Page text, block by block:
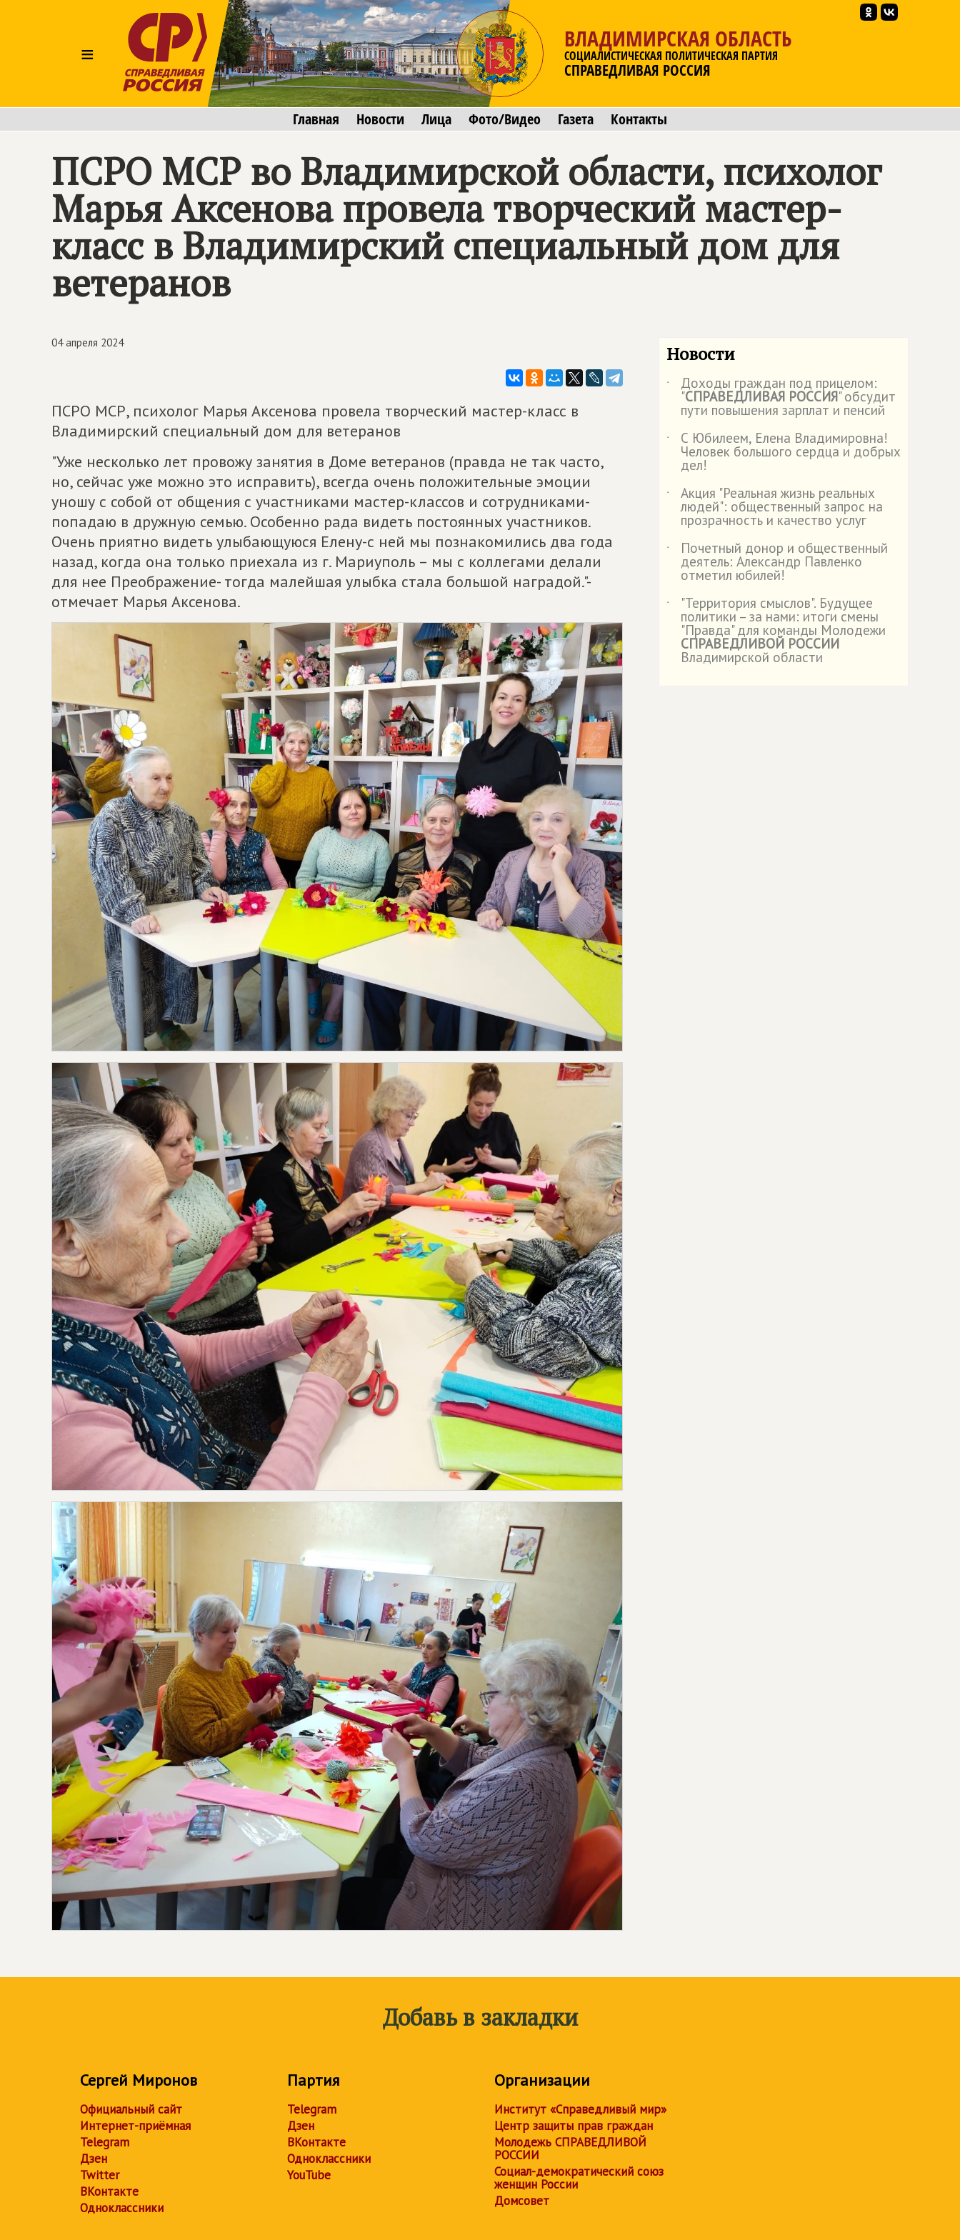
≡
ВЛАДИМИРСКАЯ ОБЛАСТЬ
СОЦИАЛИСТИЧЕСКАЯ ПОЛИТИЧЕСКАЯ ПАРТИЯ
СПРАВЕДЛИВАЯ РОССИЯ
Главная Новости Лица Фото/Видео Газета Контакты
ПСРО МСР во Владимирской области, психолог
Марья Аксенова провела творческий мастер-
класс в Владимирский специальный дом для
ветеранов
04 апреля 2024
ПСРО МСР, психолог Марья Аксенова провела творческий мастер-класс в
Владимирский специальный дом для ветеранов
"Уже несколько лет провожу занятия в Доме ветеранов (правда не так часто,
но, сейчас уже можно это исправить), всегда очень положительные эмоции
уношу с собой от общения с участниками мастер-классов и сотрудниками-
попадаю в дружную семью. Особенно рада видеть постоянных участников.
Очень приятно видеть улыбающуюся Елену-с ней мы познакомились два года
назад, когда она только приехала из г. Мариуполь – мы с коллегами делали
для нее Преображение- тогда малейшая улыбка стала большой наградой."-
отмечает Марья Аксенова.
Новости
˙ Доходы граждан под прицелом:
"СПРАВЕДЛИВАЯ РОССИЯ" обсудит
пути повышения зарплат и пенсий
˙
С Юбилеем, Елена Владимировна!
Человек большого сердца и добрых
дел!
˙
Акция "Реальная жизнь реальных
людей": общественный запрос на
прозрачность и качество услуг
˙
Почетный донор и общественный
деятель: Александр Павленко
отметил юбилей!
˙
"Территория смыслов". Будущее
политики – за нами: итоги смены
"Правда" для команды Молодежи
СПРАВЕДЛИВОЙ РОССИИ
Владимирской области
Добавь в закладки
Сергей Миронов
Официальный сайт
Интернет-приёмная
Telegram
Дзен
Twitter
ВКонтакте
Одноклассники
Партия
Telegram
Дзен
ВКонтакте
Одноклассники
YouTube
Организации
Институт «Справедливый мир»
Центр защиты прав граждан
Молодежь СПРАВЕДЛИВОЙ
РОССИИ
Социал-демократический союз
женщин России
Домсовет